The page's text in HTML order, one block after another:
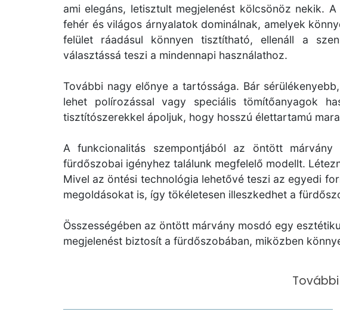
ami elegáns, letisztult megjelenést kölcsönöz nekik.
fehér és világos árnyalatok dominálnak, amelyek
felület ráadásul könnyen tisztítható, ellenáll a
választássá teszi a mindennapi használathoz.
További nagy előnye a tartóssága. Bár
lehet polírozással vagy speciális tömítőanyagok
tisztítószerekkel ápoljuk, hogy hosszú élettartamú
A funkcionalitás szempontjából az öntött
fürdőszobai igényhez találunk megfelelő modellt.
Mivel az öntési technológia lehetővé teszi az egyedi
megoldásokat is, így tökéletesen illeszkedhet a
Összességében az öntött márvány mosdó egy
megjelenést biztosít a fürdőszobában, miközben